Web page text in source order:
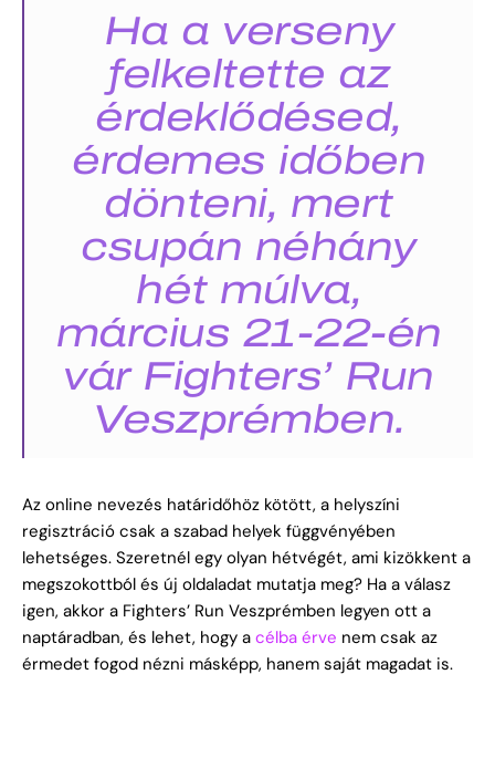
Ha a verseny
felkeltette az
érdeklődésed,
érdemes időben
dönteni, mert
csupán néhány
hét múlva,
március 21-22-én
vár Fighters’ Run
Veszprémben.
Az online nevezés határidőhöz kötött, a helyszíni
regisztráció csak a szabad helyek függvényében
lehetséges. Szeretnél egy olyan hétvégét, ami kizökkent a
megszokottból és új oldaladat mutatja meg? Ha a válasz
igen, akkor a Fighters’ Run Veszprémben legyen ott a
naptáradban, és lehet, hogy a célba érve nem csak az
érmedet fogod nézni másképp, hanem saját magadat is.